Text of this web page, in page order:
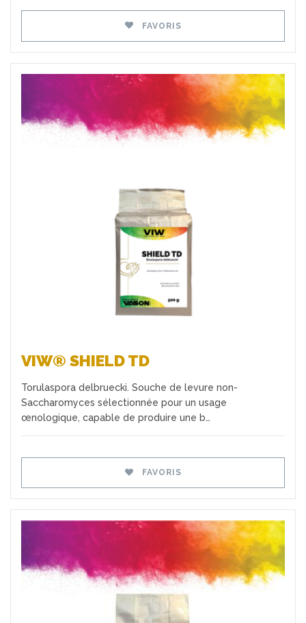
FAVORIS
VIW® SHIELD TD
Torulaspora delbruecki. Souche de levure non-
Saccharomyces sélectionnée pour un usage
œnologique, capable de produire une b…
FAVORIS